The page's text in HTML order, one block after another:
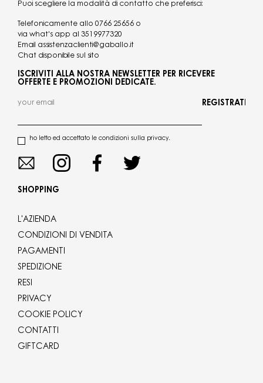
Puoi scegliere la modalità di contatto che preferisci:
Telefonicamente allo 0766 25656 o
via what's app al 3519977320
Email assistenzaclienti@gaballo.it
Chat disponibile sul sito
ISCRIVITI ALLA NOSTRA NEWSLETTER PER RICEVERE
OFFERTE E PROMOZIONI DEDICATE.
ho letto ed accettato le condizioni sulla privacy.
REGISTRATI
SHOPPING
L'AZIENDA
CONDIZIONI DI VENDITA
PAGAMENTI
SPEDIZIONE
RESI
PRIVACY
COOKIE POLICY
CONTATTI
GIFTCARD